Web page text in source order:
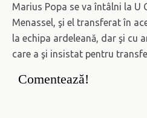
Marius Popa se va întâlni la U
Menassel, şi el transferat în
la echipa ardeleană, dar şi cu
care a şi insistat pentru
Comentează!